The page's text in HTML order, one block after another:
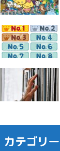
カテゴリー